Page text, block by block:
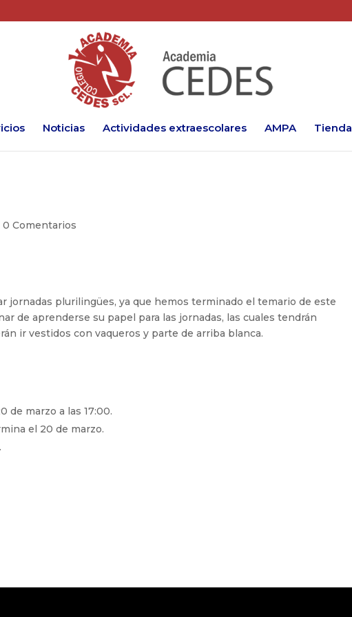
Noticias Actividades extraescolares AMPA Tienda
0 Comentarios
jornadas plurilingües, ya que hemos terminado el temario de este
de aprenderse su papel para las jornadas, las cuales tendrán
ir vestidos con vaqueros y parte de arriba blanca.
de marzo a las 17:00.
el 20 de marzo.